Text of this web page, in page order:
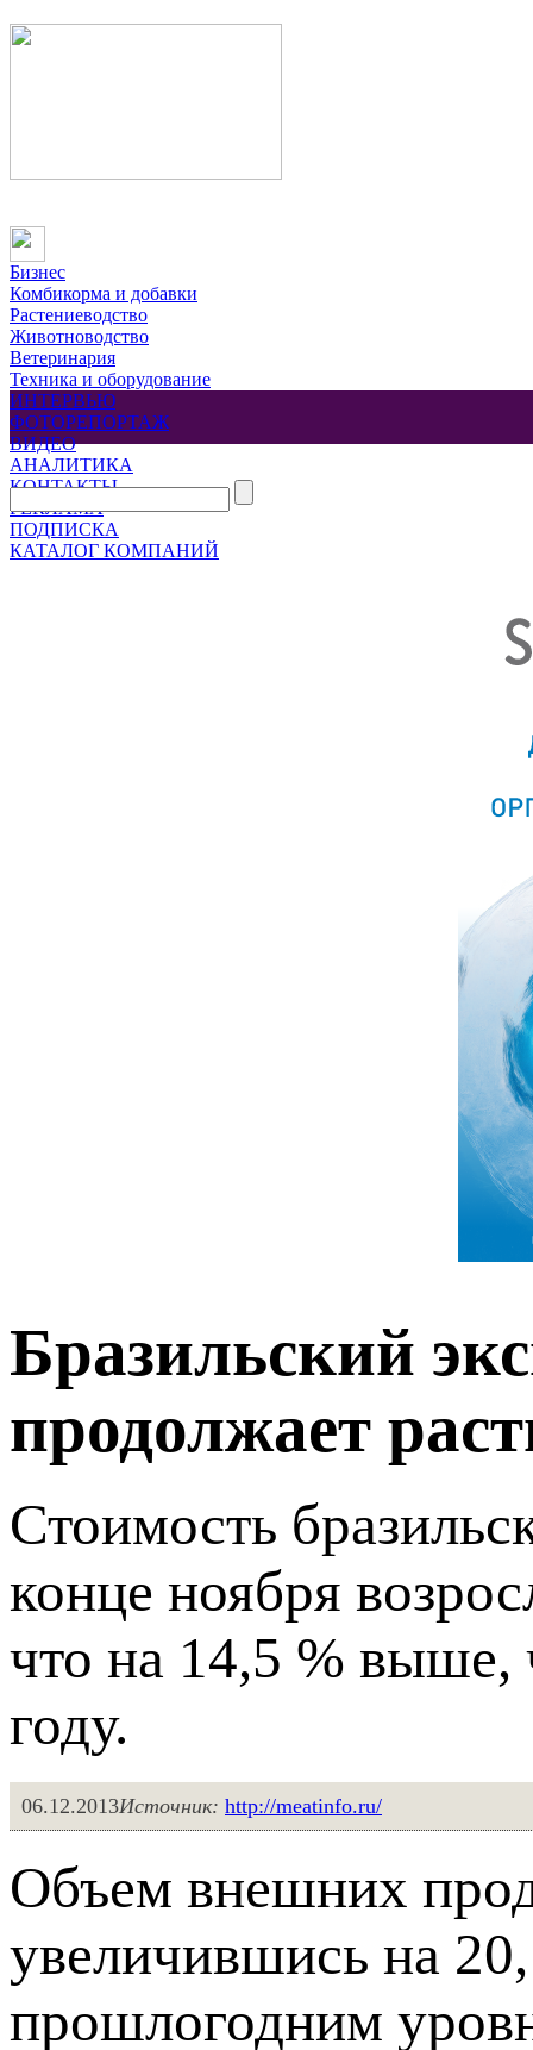
Бизнес
Комбикорма и добавки
Растениеводство
Животноводство
Ветеринария
Техника и оборудование
ИНТЕРВЬЮ
ФОТОРЕПОРТАЖ
ВИДЕО
АНАЛИТИКА
КОНТАКТЫ
РЕКЛАМА
ПОДПИСКА
КАТАЛОГ КОМПАНИЙ
Бразильский
продолжает
Стоимость
конце ноября
что на 14,5 % выше,
году.
06.12.2013Источник: http://meatinfo.ru/
Объем внешних
увеличившись на
прошлогодним